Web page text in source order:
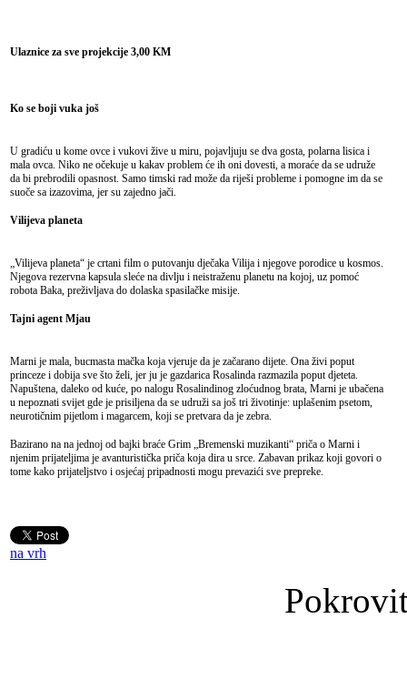
Ulaznice za sve projekcije 3,00 KM
Ko se boji vuka još
U gradiću u kome ovce i vukovi žive u miru, pojavljuju se dva gosta, polarna lisica i
mala ovca. Niko ne očekuje u kakav problem će ih oni dovesti, a moraće da se udruže
da bi prebrodili opasnost. Samo timski rad može da riješi probleme i pomogne im da se
suoče sa izazovima, jer su zajedno jači.
Vilijeva planeta
„Vilijeva planeta“ je crtani film o putovanju dječaka Vilija i njegove porodice u kosmos.
Njegova rezervna kapsula sleće na divlju i neistraženu planetu na kojoj, uz pomoć
robota Baka, preživljava do dolaska spasilačke misije.
Tajni agent Mjau
Marni je mala, bucmasta mačka koja vjeruje da je začarano dijete. Ona živi poput
princeze i dobija sve što želi, jer ju je gazdarica Rosalinda razmazila poput djeteta.
Napuštena, daleko od kuće, po nalogu Rosalindinog zloćudnog brata, Marni je ubačena
u nepoznati svijet gde je prisiljena da se udruži sa još tri životinje: uplašenim psetom,
neurotičnim pijetlom i magarcem, koji se pretvara da je zebra.
Bazirano na na jednoj od bajki braće Grim „Bremenski muzikanti“ priča o Marni i
njenim prijateljima je avanturistička priča koja dira u srce. Zabavan prikaz koji govori o
tome kako prijateljstvo i osjećaj pripadnosti mogu prevazići sve prepreke.
na vrh